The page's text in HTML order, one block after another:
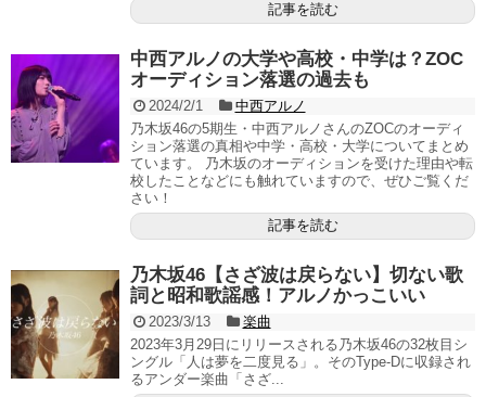
記事を読む
中西アルノの大学や高校・中学は？ZOC
オーディション落選の過去も
2024/2/1
中西アルノ
乃木坂46の5期生・中西アルノさんのZOCのオーディ
ション落選の真相や中学・高校・大学についてまとめ
ています。 乃木坂のオーディションを受けた理由や転
校したことなどにも触れていますので、ぜひご覧くだ
さい！
記事を読む
乃木坂46【さざ波は戻らない】切ない歌
詞と昭和歌謡感！アルノかっこいい
2023/3/13
楽曲
2023年3月29日にリリースされる乃木坂46の32枚目シ
ングル「人は夢を二度見る」。そのType-Dに収録され
るアンダー楽曲「さざ...